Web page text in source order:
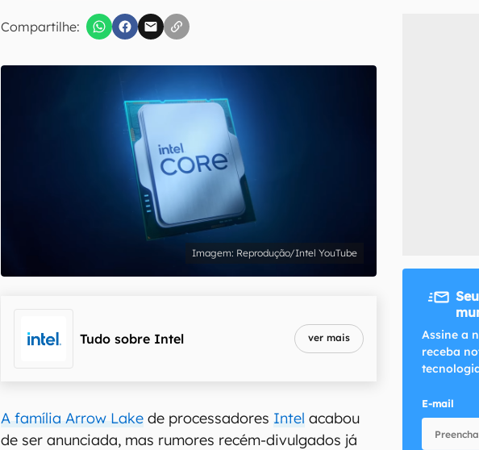
Compartilhe:
Confirmo que li, aceito e concordo com os
Reprodução/Intel YouTube
Tudo sobre Intel ver mais
A família Arrow Lake de processadores Intel acabou
de ser anunciada, mas rumores recém-divulgados já
Assine a
receba
E-mail